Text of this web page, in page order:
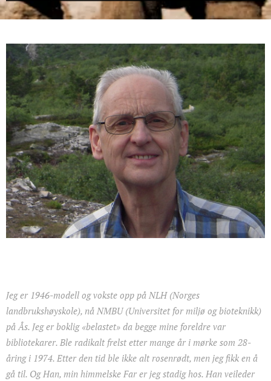
Jeg er 1946-modell og vokste opp på NLH (Norges
landbrukshøyskole), nå NMBU (Universitet for miljø og bioteknikk)
på Ås. Jeg er boklig «belastet» da begge mine foreldre var
bibliotekarer. Ble radikalt frelst etter mange år i mørke som 28-
åring i 1974. Etter den tid ble ikke alt rosenrødt, men jeg fikk en å
gå til. Og Han, min himmelske Far er jeg stadig hos. Han veileder